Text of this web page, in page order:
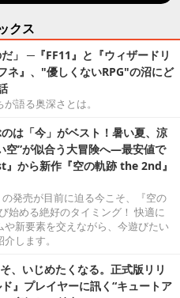
クス
だ」 ─『FF11』と『ウィザードリ
ネ』、"優しくないRPG"の沼にど
語る奥深さとは。
のは「今」がベスト！暑い夏、涼
空”が似合う大冒険へ―最安値で
から新作『空の軌跡 the 2nd』
の発売が目前に迫る今こそ、『空の
始める絶好のタイミング！ 快適に
や新要素を交えながら、今遊びたい
します。
、いじめたくなる。正式版リリ
』プレイヤーに訊く“キュートア